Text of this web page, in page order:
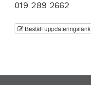
019 289 2662
Beställ uppdateringslänk